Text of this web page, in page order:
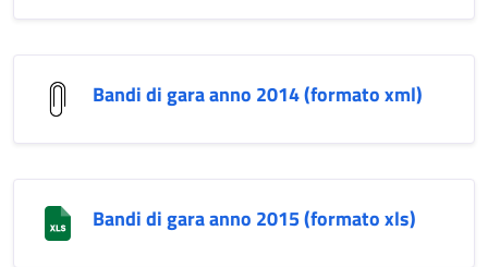
Bandi di gara anno 2014 (formato xml)
Bandi di gara anno 2015 (formato xls)